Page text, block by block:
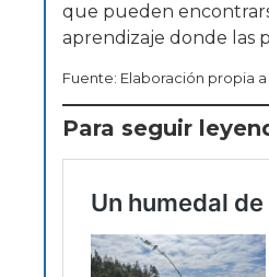
que pueden
aprendizaje donde las
Fuente: Elaboración propia
Para seguir